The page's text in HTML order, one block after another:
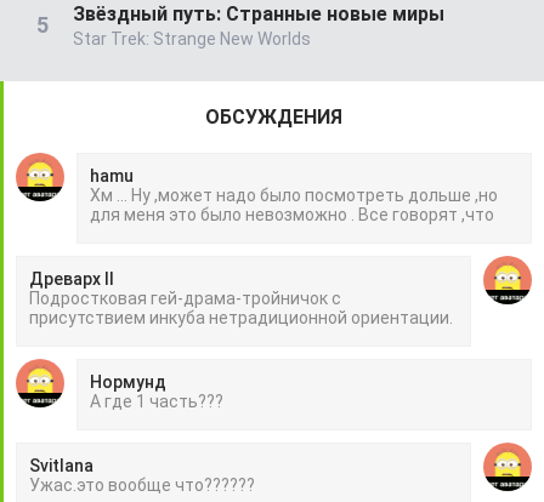
Звёздный путь: Странные новые миры
Star Trek: Strange New Worlds
ОБСУЖДЕНИЯ
hamu
Хм ... Ну ,может надо было посмотреть дольше ,но
для меня это было невозможно . Все говорят ,что
Древарх II
Подростковая гей-драма-тройничок с
присутствием инкуба нетрадиционной ориентации.
Нормунд
А где 1 часть???
Svitlana
Ужас.это вообще что??????